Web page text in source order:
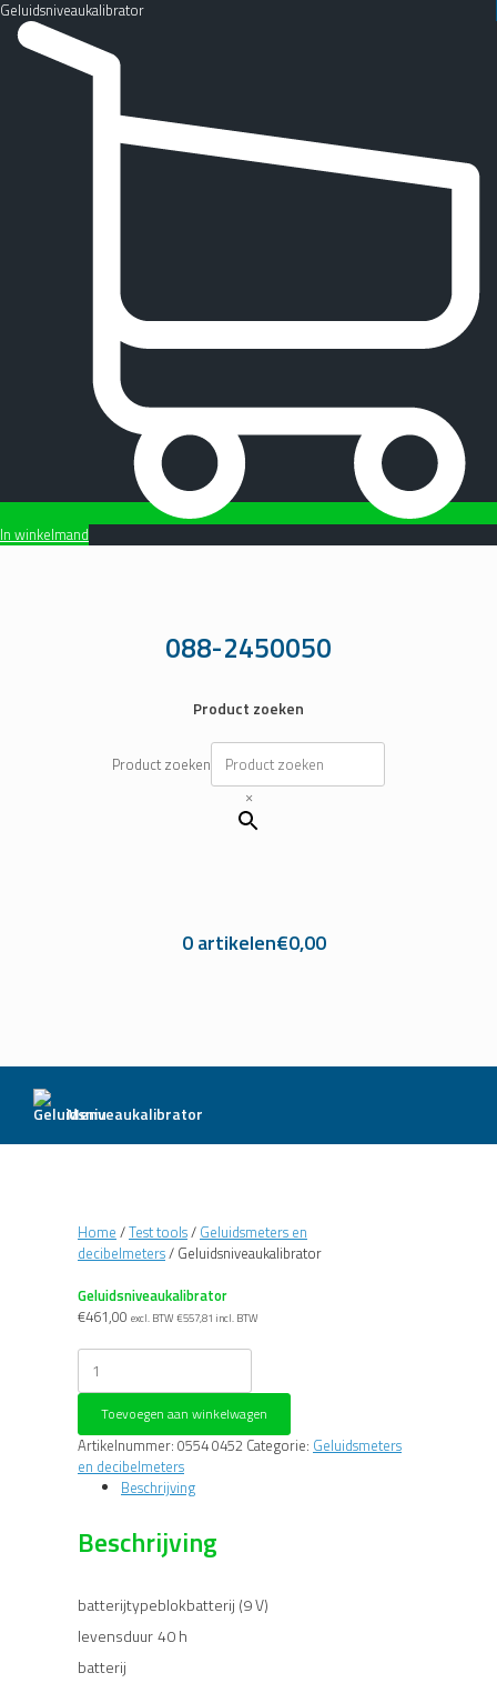
Geluidsniveaukalibrator
In winkelmand
088-2450050
Product zoeken
Product zoeken
×
0 artikelen€0,00
Menu
Home /Test tools/ Geluidsmeters en
decibelmeters/ Geluidsniveaukalibrator
Geluidsniveaukalibrator
€461,00 excl. BTW €557,81 incl. BTW
Geluidsniveaukalibrator
aantal
Toevoegen aan winkelwagen
Artikelnummer: 0554 0452 Categorie: Geluidsmeters
en decibelmeters
Beschrijving
Beschrijving
batterijtypeblokbatterij (9 V)
levensduur
batterij
40 h